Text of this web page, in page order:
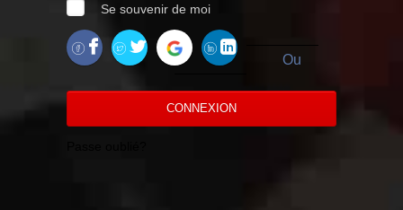
Se souvenir de moi
Ou
CONNEXION